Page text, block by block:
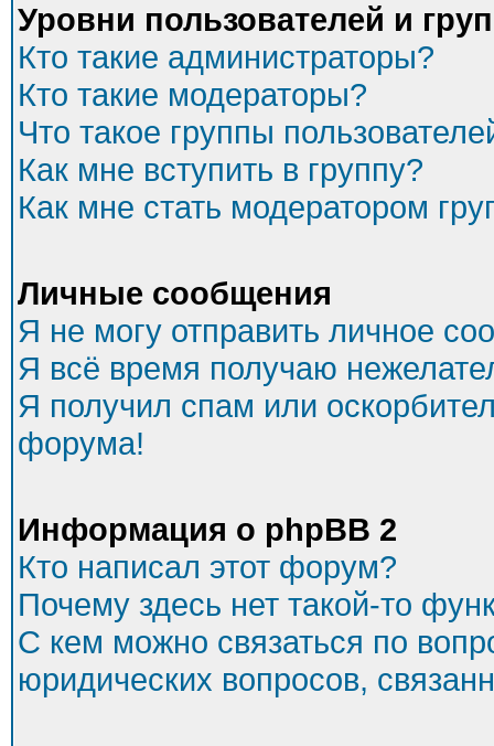
Уровни пользователей и
Кто такие администраторы?
Кто такие модераторы?
Что такое группы
Как мне вступить в группу?
Как мне стать модератором
Личные сообщения
Я не могу отправить личное
Я всё время получаю
Я получил спам или
форума!
Информация о phpBB 2
Кто написал этот форум?
Почему здесь нет такой-то
С кем можно связаться по
юридических вопросов,